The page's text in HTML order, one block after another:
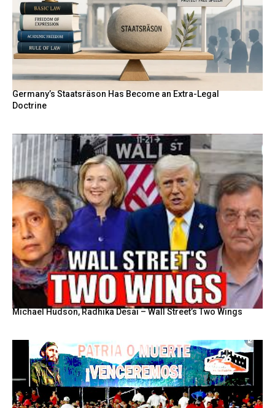
Germany’s Staatsräson Has Become an Extra-Legal
Doctrine
Michael Hudson, Radhika Desai – Wall Street’s Two Wings